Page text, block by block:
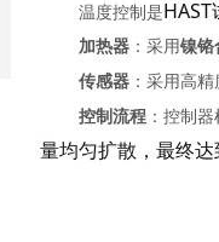
温度控制是
加热器 ：采用镍铬
传感器 ：采用高
控制流程 ：控制
量均匀扩散，最终达